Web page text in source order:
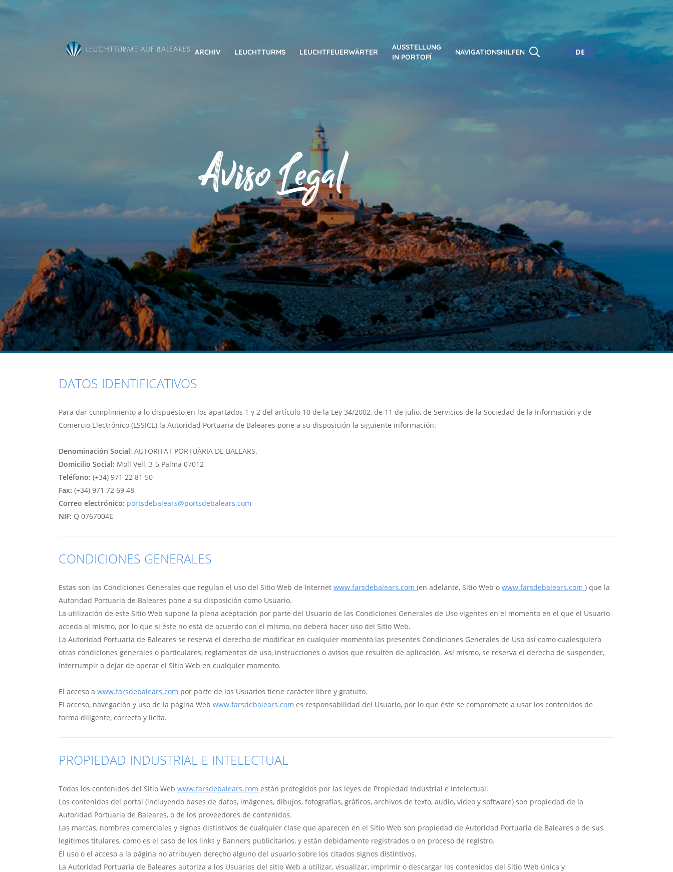
Direkt
ARCHIV LEUCHTTURMS LEUCHTFEUERWÄRTER
AUSSTELLUNG
IN PORTOPÍ
NAVIGATIONSHILFEN DE
Aviso Legal
DATOS IDENTIFICATIVOS
Para dar cumplimiento a lo dispuesto en los apartados 1 y 2 del artículo 10 de la Ley 34/2002, de 11 de julio, de Servicios de la Sociedad de la Información y de
Comercio Electrónico (LSSICE) la Autoridad Portuaria de Baleares pone a su disposición la siguiente información:
Denominación Social: AUTORITAT PORTUÀRIA DE BALEARS.
Domicilio Social: Moll Vell, 3-5 Palma 07012
Teléfono: (+34) 971 22 81 50
Fax: (+34) 971 72 69 48
Correo electrónico: portsdebalears@portsdebalears.com
NIF: Q 0767004E
CONDICIONES GENERALES
Estas son las Condiciones Generales que regulan el uso del Sitio Web de Internet www.farsdebalears.com (en adelante, Sitio Web o www.farsdebalears.com ) que la
Autoridad Portuaria de Baleares pone a su disposición como Usuario.
La utilización de este Sitio Web supone la plena aceptación por parte del Usuario de las Condiciones Generales de Uso vigentes en el momento en el que el Usuario
acceda al mismo, por lo que si éste no está de acuerdo con el mismo, no deberá hacer uso del Sitio Web.
La Autoridad Portuaria de Baleares se reserva el derecho de modificar en cualquier momento las presentes Condiciones Generales de Uso así como cualesquiera
otras condiciones generales o particulares, reglamentos de uso, instrucciones o avisos que resulten de aplicación. Así mismo, se reserva el derecho de suspender,
interrumpir o dejar de operar el Sitio Web en cualquier momento.
El acceso a www.farsdebalears.com por parte de los Usuarios tiene carácter libre y gratuito.
El acceso, navegación y uso de la página Web www.farsdebalears.com es responsabilidad del Usuario, por lo que éste se compromete a usar los contenidos de
forma diligente, correcta y lícita.
PROPIEDAD INDUSTRIAL E INTELECTUAL
Todos los contenidos del Sitio Web www.farsdebalears.com están protegidos por las leyes de Propiedad Industrial e Intelectual.
Los contenidos del portal (incluyendo bases de datos, imágenes, dibujos, fotografías, gráficos, archivos de texto, audio, vídeo y software) son propiedad de la
Autoridad Portuaria de Baleares, o de los proveedores de contenidos.
Las marcas, nombres comerciales y signos distintivos de cualquier clase que aparecen en el Sitio Web son propiedad de Autoridad Portuaria de Baleares o de sus
legítimos titulares, como es el caso de los links y Banners publicitarios, y están debidamente registrados o en proceso de registro.
El uso o el acceso a la página no atribuyen derecho alguno del usuario sobre los citados signos distintivos.
La Autoridad Portuaria de Baleares autoriza a los Usuarios del sitio Web a utilizar, visualizar, imprimir o descargar los contenidos del Sitio Web única y